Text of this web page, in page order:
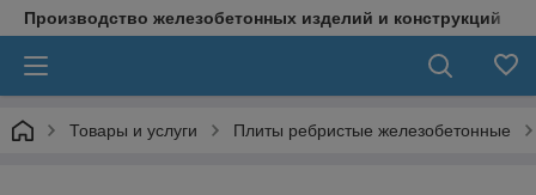
Производство железобетонных изделий и конструкций
Товары и услуги Плиты ребристые железобетонные